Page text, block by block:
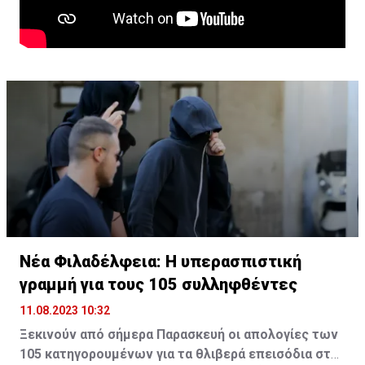
Νέα Φιλαδέλφεια: Η υπερασπιστική
γραμμή για τους 105 συλληφθέντες
11.08.2023 10:32
Ξεκινούν από σήμερα Παρασκευή οι απολογίες των
105 κατηγορουμένων για τα θλιβερά επεισόδια στη